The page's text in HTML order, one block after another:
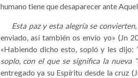
humano tiene que desaparecer ante
Esta paz y esta alegría se
enviado, así también os envío yo» (Jn
«Habiendo dicho esto, sopló y les dijo:
soplo, con el que se significa la nueva
entregado ya su Espíritu desde la cruz